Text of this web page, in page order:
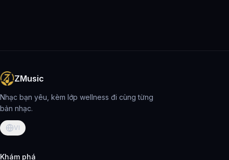
ZMusic
Nhạc bạn yêu, kèm lớp wellness đi cùng từng
bản nhạc.
VI
Khám phá